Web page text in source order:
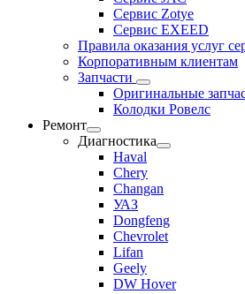
Сервис Zotye
Сервис EXEED
Правила оказания услуг
Корпоративным клиентам
Запчасти
Оригинальные
Колодки Ровелс
Ремонт
Диагностика
Haval
Chery
Changan
УАЗ
Dongfeng
Chevrolet
Lifan
Geely
DW Hover